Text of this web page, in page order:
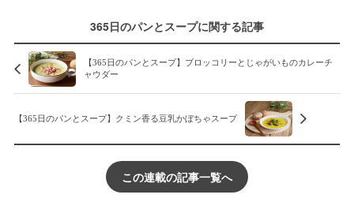
365日のパンとスープに関する記事
【365日のパンとスープ】ブロッコリーとじゃがいものカレーチ
ャウダー
【365日のパンとスープ】クミン香る豆乳かぼちゃスープ
この連載の記事一覧へ